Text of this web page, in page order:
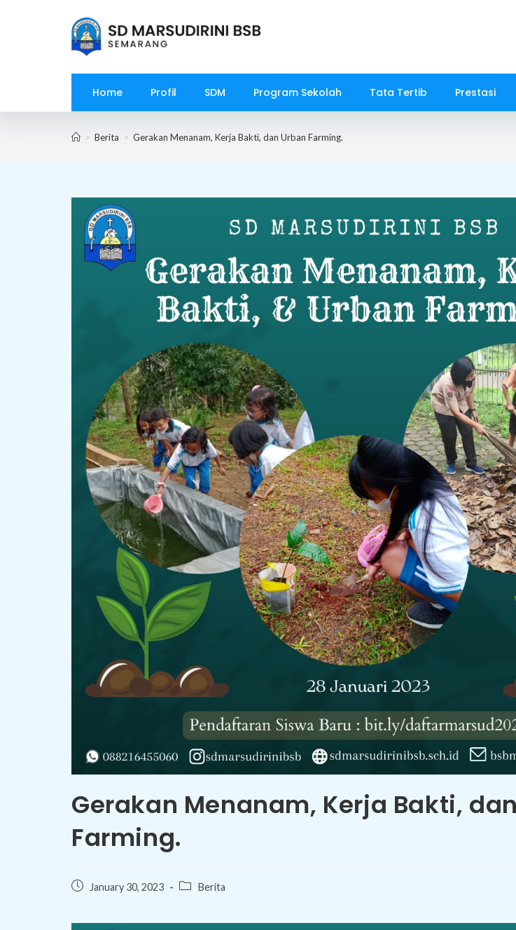
Home Profil SDM Program Sekolah Tata Tertib Prestasi
> Berita > Gerakan Menanam, Kerja Bakti, dan Urban Farming.
Gerakan Menanam, Kerja Bakti,
Farming.
January 30, 2023 Berita